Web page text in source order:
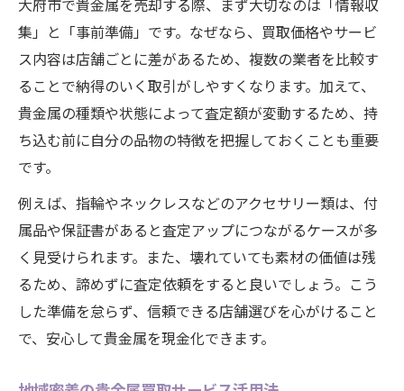
大府市で貴金属を売却する際、まず大切なのは「情報収
集」と「事前準備」です。なぜなら、買取価格やサービ
ス内容は店舗ごとに差があるため、複数の業者を比較す
ることで納得のいく取引がしやすくなります。加えて、
貴金属の種類や状態によって査定額が変動するため、持
ち込む前に自分の品物の特徴を把握しておくことも重要
です。
例えば、指輪やネックレスなどのアクセサリー類は、付
属品や保証書があると査定アップにつながるケースが多
く見受けられます。また、壊れていても素材の価値は残
るため、諦めずに査定依頼をすると良いでしょう。こう
した準備を怠らず、信頼できる店舗選びを心がけること
で、安心して貴金属を現金化できます。